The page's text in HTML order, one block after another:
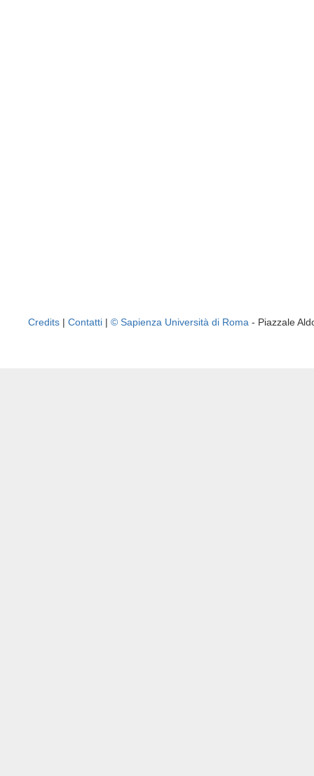
Credits | Contatti | © Sapienza Università di Roma - Piazzale